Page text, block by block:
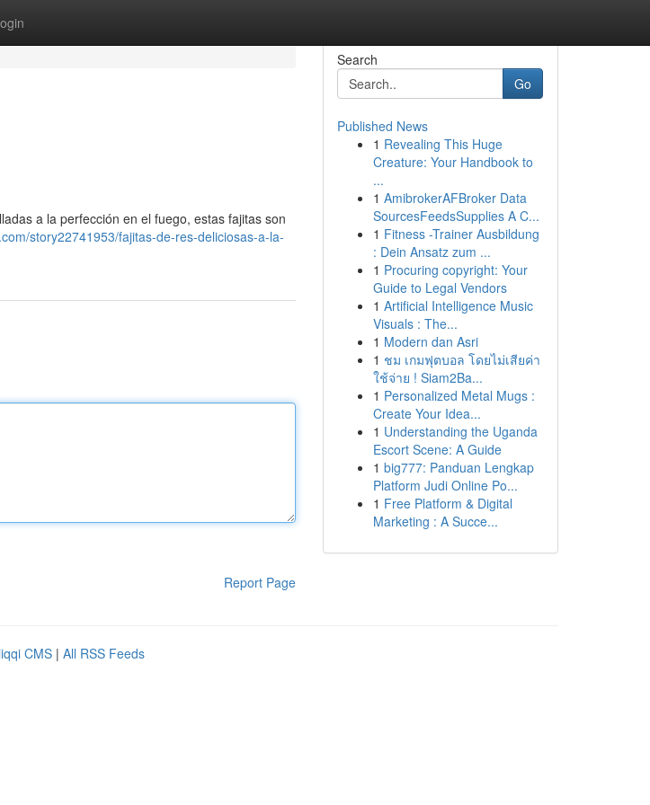
a la perfección en el fuego, estas fajitas son
story22741953/fajitas-de-res-deliciosas-a-la-
Report Page
Search
Go
Published News
1 Revealing This Huge
Creature: Your Handbook to
...
1 AmibrokerAFBroker Data
SourcesFeedsSupplies A C...
1 Fitness -Trainer Ausbildung
: Dein Ansatz zum ...
1 Procuring copyright: Your
Guide to Legal Vendors
1 Artificial Intelligence Music
Visuals : The...
1 Modern dan Asri
1 ชม เกมฟุตบอล โดยไม่เสียค่า
ใช้จ่าย ! Siam2Ba...
1 Personalized Metal Mugs :
Create Your Idea...
1 Understanding the Uganda
Escort Scene: A Guide
1 big777: Panduan Lengkap
Platform Judi Online Po...
1 Free Platform & Digital
Marketing : A Succe...
CMS | All RSS Feeds